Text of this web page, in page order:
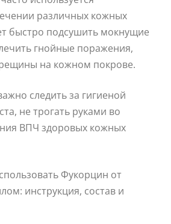
различных кожных
быстро подсушить мокнущие
гнойные поражения,
на кожном покрове.
следить за гигиеной
не трогать руками во
ВПЧ здоровых кожных